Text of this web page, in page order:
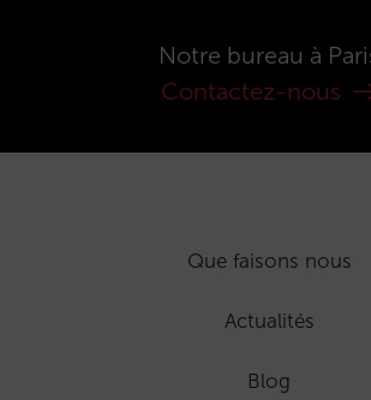
Notre bureau à
Contactez-nous
Que faisons nous
Actualités
Blog